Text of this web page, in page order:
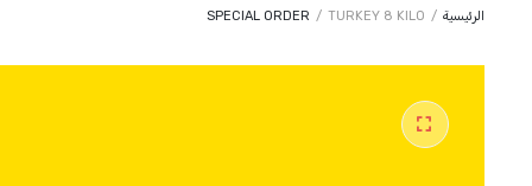
الرئيسية /
SPECIAL ORDER / TURKEY 8 KILO